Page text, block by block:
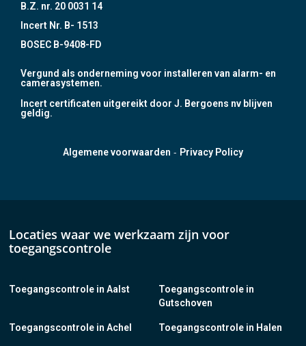
B.Z. nr. 20 0031 14
Incert Nr. B- 1513
BOSEC B-9408-FD
Vergund als onderneming voor installeren van alarm- en
camerasystemen.
Incert certificaten uitgereikt door J. Bergoens nv blijven
geldig.
Algemene voorwaarden - Privacy Policy
Locaties waar we werkzaam zijn voor
toegangscontrole
Toegangscontrole in Aalst
Toegangscontrole in Achel
Toegangscontrole in
Gutschoven
Toegangscontrole in Halen